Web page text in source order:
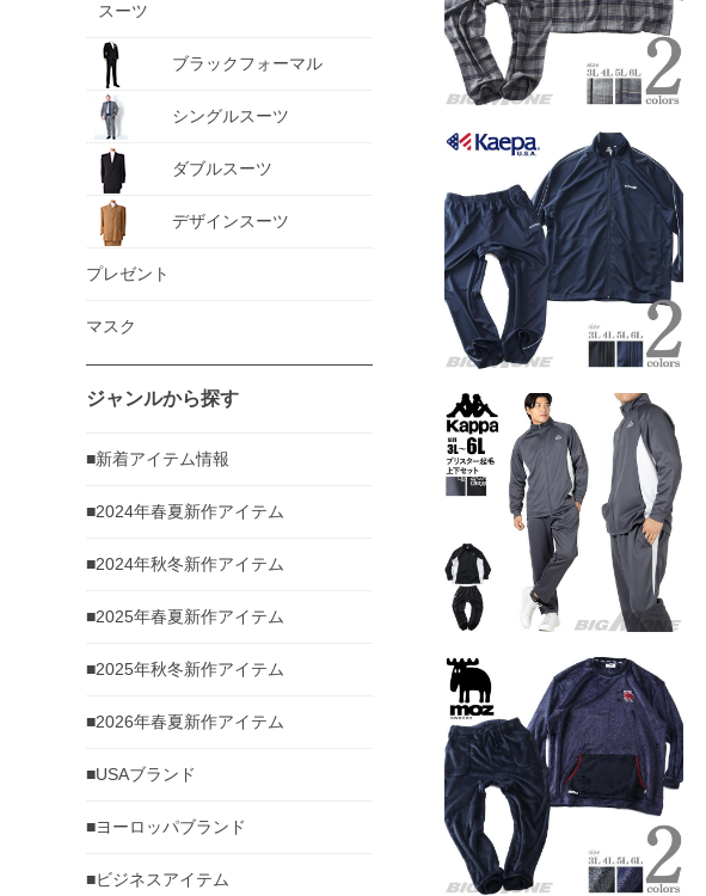
スーツ
ブラックフォーマル
シングルスーツ
ダブルスーツ
デザインスーツ
プレゼント
マスク
ジャンルから探す
■新着アイテム情報
■2024年春夏新作アイテム
■2024年秋冬新作アイテム
■2025年春夏新作アイテム
■2025年秋冬新作アイテム
■2026年春夏新作アイテム
■USAブランド
■ヨーロッパブランド
■ビジネスアイテム